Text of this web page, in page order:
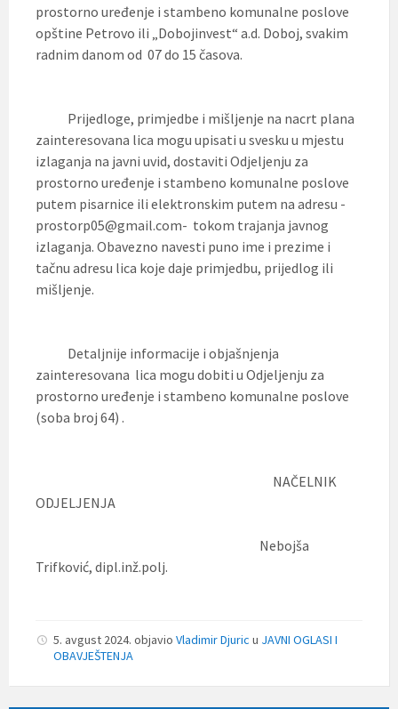
prostorno uređenje i stambeno komunalne poslove
opštine Petrovo ili „Dobojinvest“ a.d. Doboj, svakim
radnim danom od 07 do 15 časova.
Prijedloge, primjedbe i mišljenje na nacrt plana
zainteresovana lica mogu upisati u svesku u mjestu
izlaganja na javni uvid, dostaviti Odjeljenju za
prostorno uređenje i stambeno komunalne poslove
putem pisarnice ili elektronskim putem na adresu -
prostorp05@gmail.com- tokom trajanja javnog
izlaganja. Obavezno navesti puno ime i prezime i
tačnu adresu lica koje daje primjedbu, prijedlog ili
mišljenje.
Detaljnije informacije i objašnjenja
zainteresovana lica mogu dobiti u Odjeljenju za
prostorno uređenje i stambeno komunalne poslove
(soba broj 64) .
NAČELNIK
ODJELJENJA
Nebojša
Trifković, dipl.inž.polj.
5. avgust 2024. objavio Vladimir Djuric u JAVNI OGLASI I
OBAVJEŠTENJA